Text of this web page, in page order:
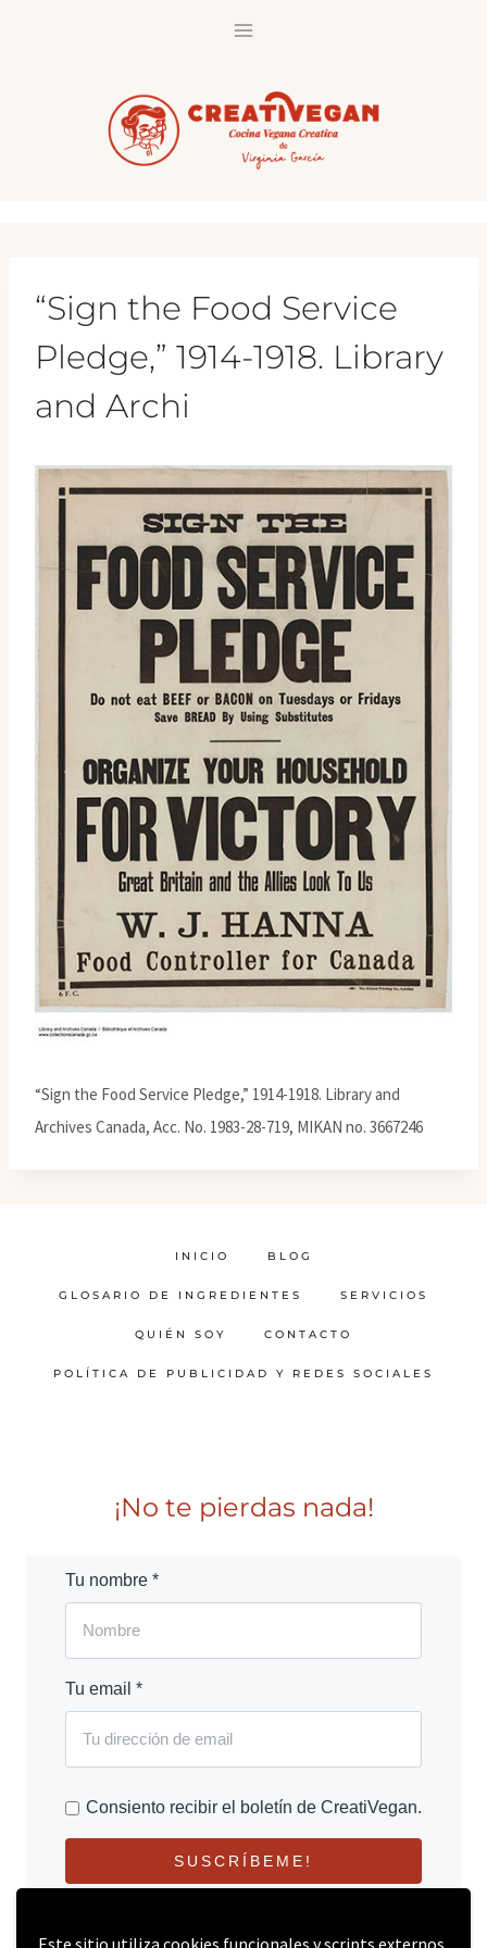
Este sitio utiliza cookies funcionales y scripts externos
“Sign the Food Service
Pledge,” 1914-1918. Library
and Archi
“Sign the Food Service Pledge,” 1914-1918. Library and
Archives Canada, Acc. No. 1983-28-719, MIKAN no. 3667246
INICIO BLOG
GLOSARIO DE INGREDIENTES SERVICIOS
QUIÉN SOY CONTACTO
POLÍTICA DE PUBLICIDAD Y REDES SOCIALES
¡No te pierdas nada!
Tu nombre *
Tu email *
Consiento recibir el boletín de CreatiVegan.
SUSCRÍBEME!